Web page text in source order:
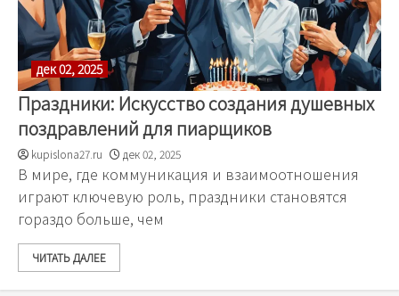
дек 02, 2025
Праздники: Искусство создания душевных
поздравлений для пиарщиков
kupislona27.ru дек 02, 2025
В мире, где коммуникация и взаимоотношения
играют ключевую роль, праздники становятся
гораздо больше, чем
ЧИТАТЬ ДАЛЕЕ